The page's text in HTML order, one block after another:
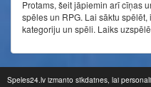
Speles24.lv izmanto sīkdatnes, lai
Protams, šeit jāpiemin arī cīņas
spēles un RPG. Lai sāktu
kategoriju un spēli. Laiks